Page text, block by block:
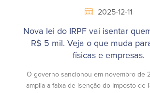
2025-12-11
Nova lei do IRPF vai isentar
R$ 5 mil. Veja o que muda
físicas e empresas.
O governo sancionou em novembro de
amplia a faixa de isenção do Imposto de